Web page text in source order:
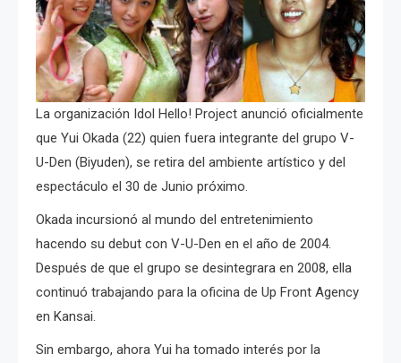
La organización Idol Hello! Project anunció oficialmente
que Yui Okada (22) quien fuera integrante del grupo V-
U-Den (Biyuden), se retira del ambiente artístico y del
espectáculo el 30 de Junio próximo.
Okada incursionó al mundo del entretenimiento
hacendo su debut con V-U-Den en el año de 2004.
Después de que el grupo se desintegrara en 2008, ella
continuó trabajando para la oficina de Up Front Agency
en Kansai.
Sin embargo, ahora Yui ha tomado interés por la